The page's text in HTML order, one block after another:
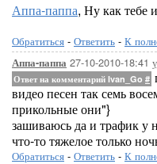
Аппа-паппа, Ну как тебе
Обратиться - Ответить - К
Аппа-паппа 27-10-2010-18:41
Ответ на комментарий Ivan_Go #
видео песен так семь
прикольные они"}
зашиваюсь да и трафик у
что-то тяжелое только
Обратиться - Ответить - К